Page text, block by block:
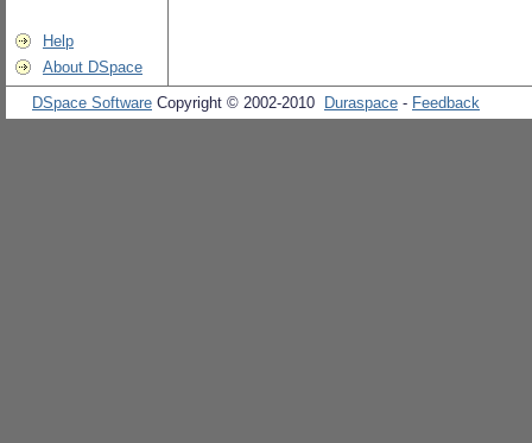
Help
About DSpace
DSpace Software Copyright © 2002-2010 Duraspace - Feedback